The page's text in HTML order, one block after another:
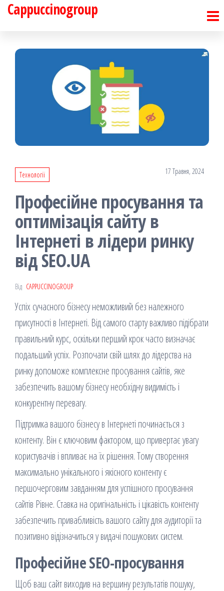
Перейти
Cappuccinogroup
Технології 17 Травня, 2024
Професійне просування та
оптимізація сайту в
Інтернеті в лідери ринку
від SEO.UA
Від CAPPUCCINOGROUP
Успіх сучасного бізнесу неможливий без належного
присутності в Інтернеті. Від самого старту важливо підібрати
правильний курс, оскільки перший крок часто визначає
подальший успіх. Розпочати свій шлях до лідерства на
ринку допоможе комплексне просування сайтів, яке
забезпечить вашому бізнесу необхідну видимість і
конкурентну перевагу.
Підтримка вашого бізнесу в Інтернеті починається з
контенту. Він є ключовим фактором, що привертає увагу
користувачів і впливає на їх рішення. Тому створення
максимально унікального і якісного контенту є
першочерговим завданням для успішного просування
сайтів Рівне. Ставка на оригінальність і цікавість контенту
забезпечить привабливість вашого сайту для аудиторії та
позитивно відізначиться у видачі пошукових систем.
Професійне SEO-просування
Щоб ваш сайт виходив на вершину результатів пошуку,